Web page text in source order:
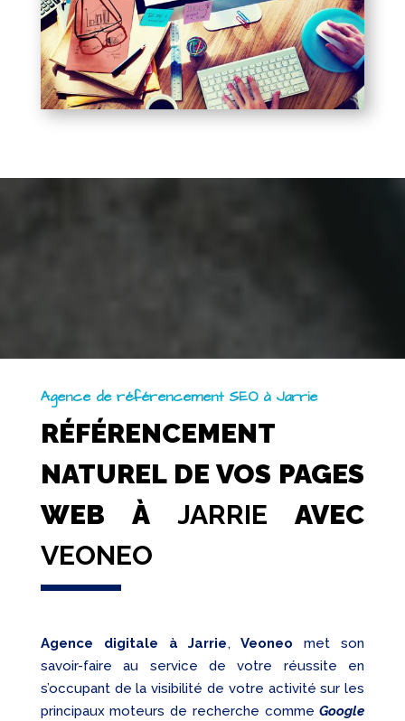
Agence de référencement SEO à Jarrie
RÉFÉRENCEMENT
NATUREL DE VOS PAGES
WEB ÀJARRIE AVEC
VEONEO
Agence digitale à Jarrie,Veoneo met son
savoir-faire au service de votre réussite en
s’occupant de la visibilité de votre activité sur les
principaux moteurs de recherche commeGoogle